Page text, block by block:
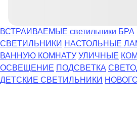
ВСТРАИВАЕМЫЕ светильники БРА
СВЕТИЛЬНИКИ НАСТОЛЬНЫЕ
ВАННУЮ КОМНАТУ УЛИЧНЫЕ
ОСВЕЩЕНИЕ ПОДСВЕТКА
ДЕТСКИЕ СВЕТИЛЬНИКИ